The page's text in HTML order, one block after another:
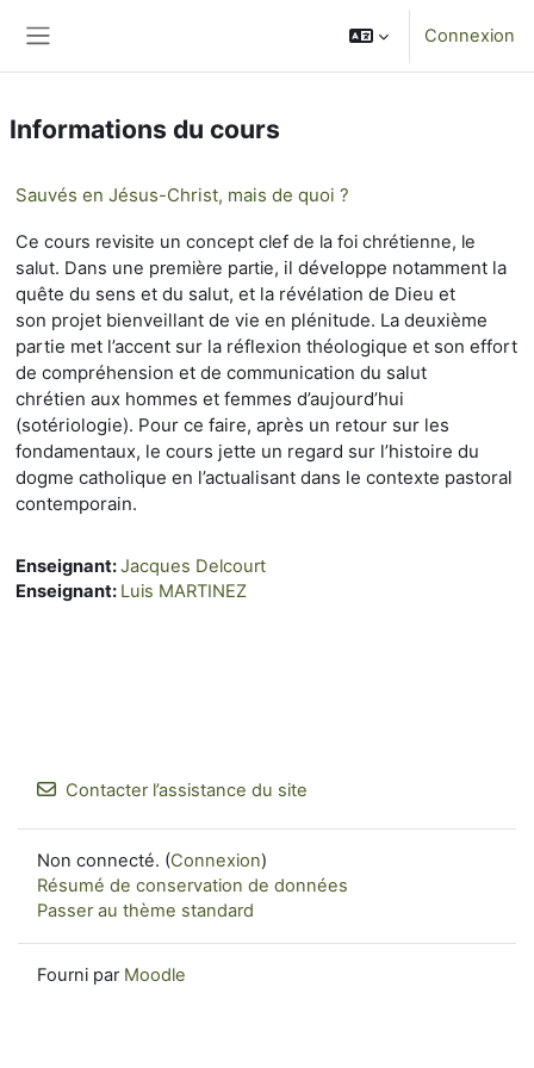
Connexion
Informations du cours
Sauvés en Jésus-Christ, mais de quoi ?
Ce cours revisite un concept clef de la foi chrétienne, le
salut. Dans une première partie, il développe notamment la
quête du sens et du salut, et la révélation de Dieu et
son projet bienveillant de vie en plénitude. La deuxième
partie met l’accent sur la réflexion théologique et son effort
de compréhension et de communication du salut
chrétien aux hommes et femmes d’aujourd’hui
(sotériologie). Pour ce faire, après un retour sur les
fondamentaux, le cours jette un regard sur l’histoire du
dogme catholique en l’actualisant dans le contexte pastoral
contemporain.
Enseignant:Jacques Delcourt
Enseignant: Luis MARTINEZ
Contacter l’assistance du site
Non connecté. (Connexion)
Résumé de conservation de données
Passer au thème standard
Fourni par Moodle